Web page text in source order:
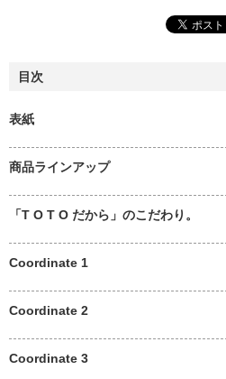
目次
表紙
商品ラインアップ
「T O T O だから」のこだわり。
Coordinate 1
Coordinate 2
Coordinate 3